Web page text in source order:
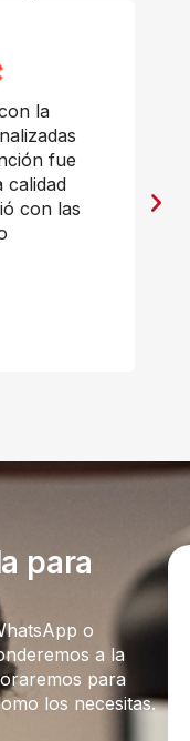
la
fue
calidad
con las
para
o
a la
para
los necesitas.